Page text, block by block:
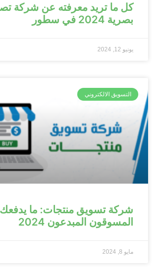
كل ما تريد معرفته عن شركة
بصرية 2024 في سطور
يونيو 12, 2024
التسويق الالكتروني
شركة تسويق منتجات: ما يدفعك
المسوقون المبدعون 2024
مايو 8, 2024